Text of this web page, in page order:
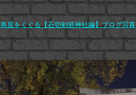
鳥居をくぐる【石切剣箭神社編】ブログ写真